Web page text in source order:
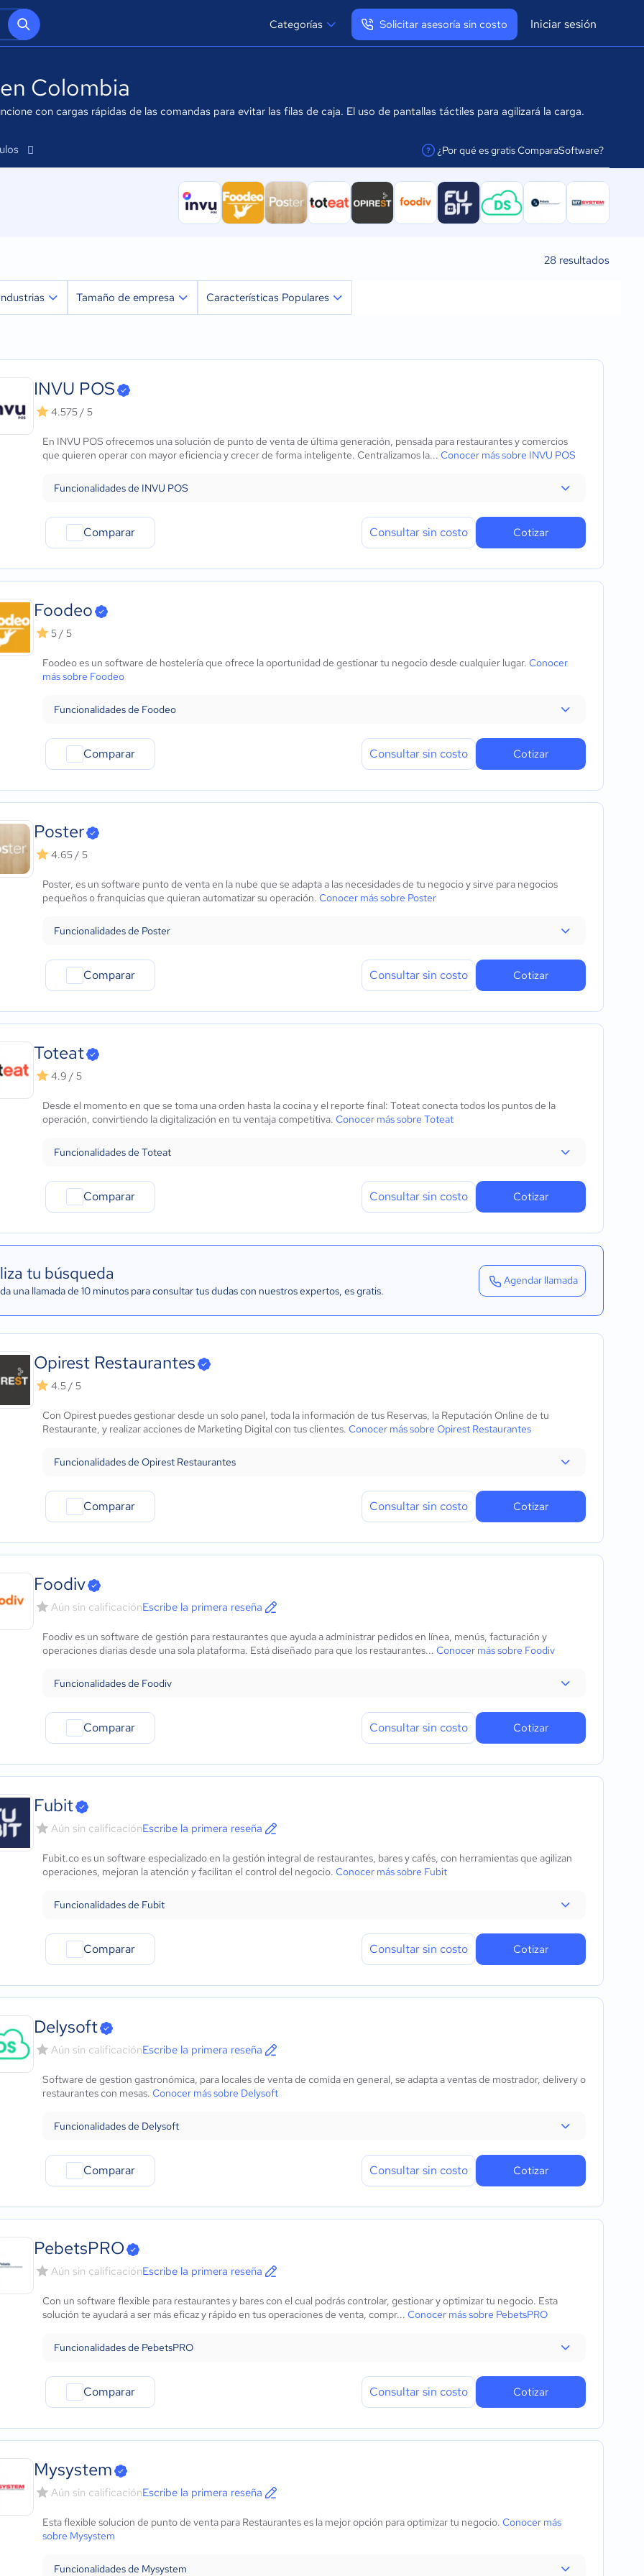
Categorías Solicitar asesoría sin costo Iniciar sesión
Cerrar sesión
Colombia
con cargas rápidas de las comandas para evitar las filas de caja. El uso de pantallas táctiles para agilizará la carga.
¿Por qué es gratis ComparaSoftware?
facilitar la conexión
28 resultados
Nativo
Android Nativo
Educación
Energía
Hotelería / Viajes
Seguros
Farmacéutica
Bienes raíces
Software / TI
Alimentaria
Manufactura
ONG
Gobierno
Transporte y logística
Marketing y Comunicación
Automotriz
Metales y Minería
Recursos Humanos
Gastronomía
Aeroespacial y defensa
Turismo
Contabilidad
Moda y textiles
Tamaño de empresa
Mediana: 50 a 249 trabajadores
Características Populares
Gestión de pedidos
INVU POS
4.575 / 5
En INVU POS ofrecemos una solución de punto de venta de última generación, pensada para restaurantes y comercios
que quieren operar con mayor eficiencia y crecer de forma inteligente. Centralizamos la... Conocer más sobre INVU POS
Funcionalidades de INVU POS
Comparar Consultar sin costo Cotizar
Foodeo
5 / 5
Foodeo es un software de hostelería que ofrece la oportunidad de gestionar tu negocio desde cualquier lugar. Conocer
más sobre Foodeo
Funcionalidades de Foodeo
Comparar Consultar sin costo Cotizar
Poster
4.65 / 5
Poster, es un software punto de venta en la nube que se adapta a las necesidades de tu negocio y sirve para negocios
pequeños o franquicias que quieran automatizar su operación. Conocer más sobre Poster
Funcionalidades de Poster
Comparar Consultar sin costo Cotizar
Toteat
4.9 / 5
Desde el momento en que se toma una orden hasta la cocina y el reporte final: Toteat conecta todos los puntos de la
operación, convirtiendo la digitalización en tu ventaja competitiva. Conocer más sobre Toteat
Funcionalidades de Toteat
Comparar Consultar sin costo Cotizar
tu búsqueda
una llamada de 10 minutos para consultar tus dudas con nuestros expertos, es gratis.
Agendar llamada
Opirest Restaurantes
4.5 / 5
Con Opirest puedes gestionar desde un solo panel, toda la información de tus Reservas, la Reputación Online de tu
Restaurante, y realizar acciones de Marketing Digital con tus clientes. Conocer más sobre Opirest Restaurantes
Funcionalidades de Opirest Restaurantes
Comparar Consultar sin costo Cotizar
Foodiv
Aún sin calificaciónEscribe la primera reseña
Foodiv es un software de gestión para restaurantes que ayuda a administrar pedidos en línea, menús, facturación y
operaciones diarias desde una sola plataforma. Está diseñado para que los restaurantes... Conocer más sobre Foodiv
Funcionalidades de Foodiv
Comparar Consultar sin costo Cotizar
Fubit
Aún sin calificaciónEscribe la primera reseña
Fubit.co es un software especializado en la gestión integral de restaurantes, bares y cafés, con herramientas que agilizan
operaciones, mejoran la atención y facilitan el control del negocio. Conocer más sobre Fubit
Funcionalidades de Fubit
Comparar Consultar sin costo Cotizar
Delysoft
Aún sin calificaciónEscribe la primera reseña
Software de gestion gastronómica, para locales de venta de comida en general, se adapta a ventas de mostrador, delivery o
restaurantes con mesas. Conocer más sobre Delysoft
Funcionalidades de Delysoft
Comparar Consultar sin costo Cotizar
PebetsPRO
Aún sin calificaciónEscribe la primera reseña
Con un software flexible para restaurantes y bares con el cual podrás controlar, gestionar y optimizar tu negocio. Esta
solución te ayudará a ser más eficaz y rápido en tus operaciones de venta, compr... Conocer más sobre PebetsPRO
Funcionalidades de PebetsPRO
Comparar Consultar sin costo Cotizar
Mysystem
Aún sin calificaciónEscribe la primera reseña
Esta flexible solucion de punto de venta para Restaurantes es la mejor opción para optimizar tu negocio. Conocer más
sobre Mysystem
Funcionalidades de Mysystem